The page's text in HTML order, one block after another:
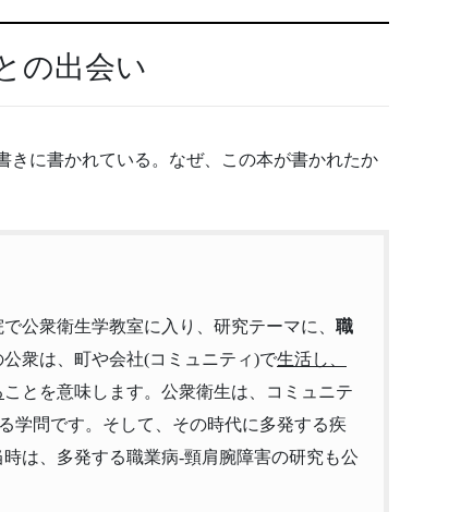
の出会い
きに書かれている。なぜ、この本が書かれたか
公衆衛生学教室に入り、研究テーマに、 職
衆は、町や会社(コミュニティ)で生活し、
ことを意味します。公衆衛生は、コミュニテ
学問です。そして、その時代に多発する疾
は、多発する職業病-頸肩腕障害の研究も公